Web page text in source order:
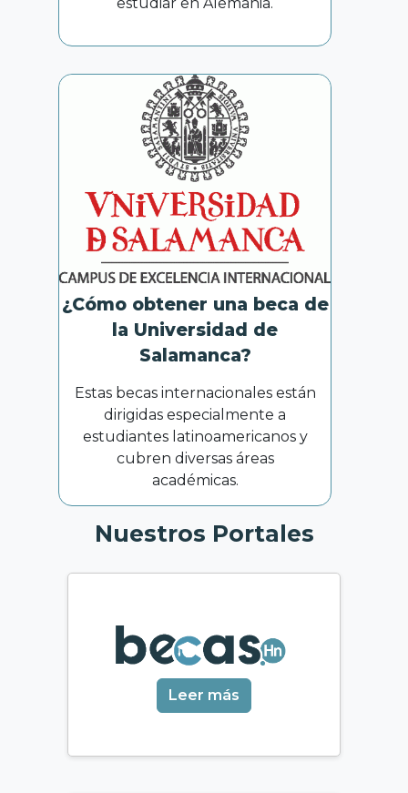
¿Cómo obtener una beca de
la Universidad de
Salamanca?
Estas becas internacionales están
dirigidas especialmente a
estudiantes latinoamericanos y
cubren diversas áreas
académicas.
Nuestros Portales
Leer más